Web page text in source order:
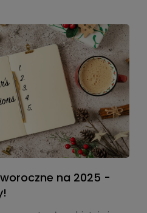
składników nie tylko
ale także pozwala
do relaksu.
na 2025 -